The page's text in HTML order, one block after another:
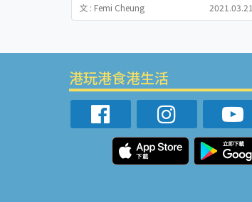
文 : Femi Cheung 2021.03.21
港玩港食港生活